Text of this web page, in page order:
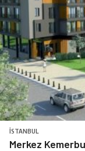
İSTANBUL
Merkez